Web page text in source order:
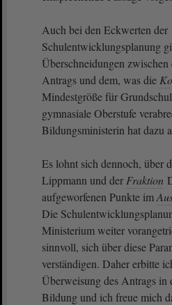
Auch bei den Eckwerten der
Schulentwicklungsplanung
Überschneidungen zwischen
Antrags und dem, was die
Mindestgröße für
gymnasiale Oberstufe
Bildungsministerin hat dazu
Es lohnt sich dennoch, über
Lippmann und der Fraktion
aufgeworfenen Punkte im
Die
Ministerium weiter
sinnvoll, sich über diese
verständigen. Daher erbitte
Überweisung des Antrags in
Bildung und ich freue mich